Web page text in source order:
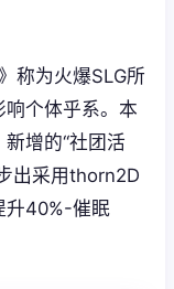
称为火爆SLG所
个体乎系。本
增的“社团活
出采用thorn2D
升40%-催眠